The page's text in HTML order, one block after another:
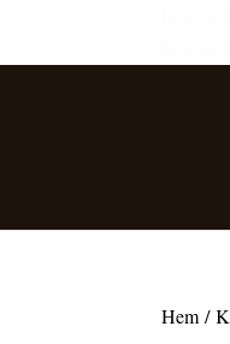
Hem /